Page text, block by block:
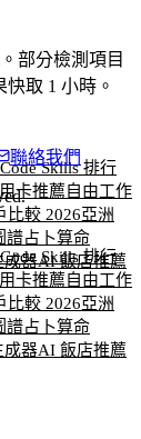
Skills 排行
卡推薦 自由工作
比較 2026亞洲
譜占卜算命
成器AI 飯店推薦
Skills 排行
卡推薦 自由工作
比較 2026亞洲
譜占卜算命
成器AI 飯店推薦
。部分檢測項目
取 1 小時。
聯絡我們